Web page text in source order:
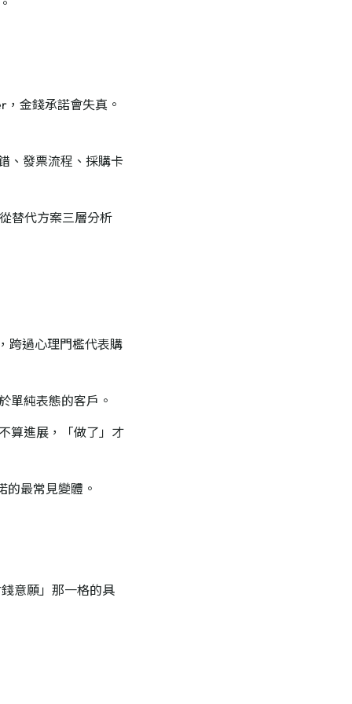
金錢承諾會失真。
、發票流程、採購卡
替代方案三層分析
跨過心理門檻代表購
單純表態的客戶。
算進展，「做了」才
最常見變體。
意願」那一格的具